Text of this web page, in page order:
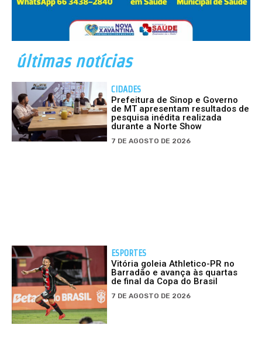
últimas notícias
CIDADES
Prefeitura de Sinop e Governo
de MT apresentam resultados de
pesquisa inédita realizada
durante a Norte Show
7 DE AGOSTO DE 2026
ESPORTES
Vitória goleia Athletico-PR no
Barradão e avança às quartas
de final da Copa do Brasil
7 DE AGOSTO DE 2026